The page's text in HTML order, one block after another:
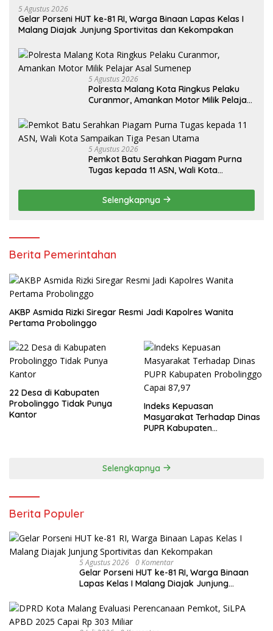
5 Agustus 2026
Gelar Porseni HUT ke-81 RI, Warga Binaan Lapas Kelas I
Malang Diajak Junjung Sportivitas dan Kekompakan
5 Agustus 2026
Polresta Malang Kota Ringkus Pelaku
Curanmor, Amankan Motor Milik Pelajar
5 Agustus 2026
Pemkot Batu Serahkan Piagam Purna
Tugas kepada 11 ASN, Wali Kota
Selengkapnya
Berita Pemerintahan
AKBP Asmida Rizki Siregar Resmi Jadi Kapolres Wanita
Pertama Probolinggo
22 Desa di Kabupaten
Probolinggo Tidak Punya
Kantor
Indeks Kepuasan
Masyarakat Terhadap Dinas
PUPR Kabupaten
Selengkapnya
Berita Populer
5 Agustus 2026 0 Komentar
Gelar Porseni HUT ke-81 RI, Warga Binaan
Lapas Kelas I Malang Diajak Junjung